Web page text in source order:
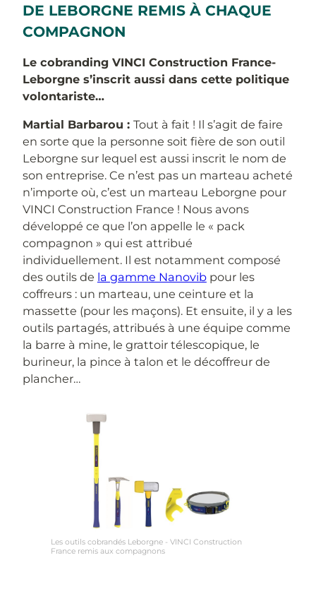
DE LEBORGNE REMIS À CHAQUE
COMPAGNON
Le cobranding VINCI Construction France-
Leborgne s’inscrit aussi dans cette politique
volontariste…
Martial Barbarou : Tout à fait ! Il s’agit de faire
en sorte que la personne soit fière de son outil
Leborgne sur lequel est aussi inscrit le nom de
son entreprise. Ce n’est pas un marteau acheté
n’importe où, c’est un marteau Leborgne pour
VINCI Construction France ! Nous avons
développé ce que l’on appelle le « pack
compagnon » qui est attribué
individuellement. Il est notamment composé
des outils de la gamme Nanovibpour les
coffreurs : un marteau, une ceinture et la
massette (pour les maçons). Et ensuite, il y a les
outils partagés, attribués à une équipe comme
la barre à mine, le grattoir télescopique, le
burineur, la pince à talon et le décoffreur de
plancher…
Les outils cobrandés Leborgne - VINCI Construction
France remis aux compagnons